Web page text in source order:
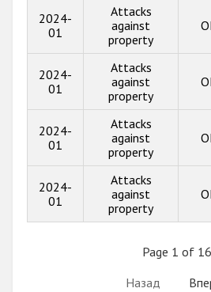
2024-
01
Attacks
against
property
2024-
01
Attacks
against
property
2024-
01
Attacks
against
property
2024-
01
Attacks
against
property
Page 1 of 16
Назад